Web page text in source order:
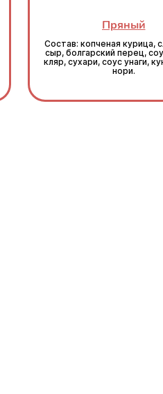
Пряный
Состав: копченая курица,
сыр, болгарский перец,
кляр, сухари, соус унаги,
нори.